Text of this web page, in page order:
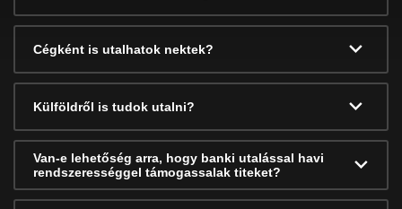
Cégként is utalhatok nektek?
Külföldről is tudok utalni?
Van-e lehetőség arra, hogy banki utalással havi
rendszerességgel támogassalak titeket?